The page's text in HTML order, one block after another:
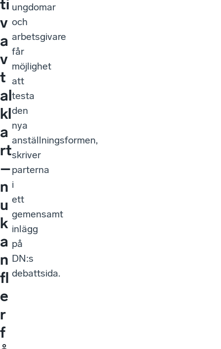
ti
v
a
v
t
al
kl
a
rt
–
n
u
k
a
n
fl
e
r
f
ungdomar
och
arbetsgivare
får
möjlighet
att
testa
den
nya
anställningsformen,
skriver
parterna
i
ett
gemensamt
inlägg
på
DN:s
debattsida.